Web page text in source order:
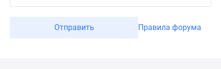
Отправить Правила форума